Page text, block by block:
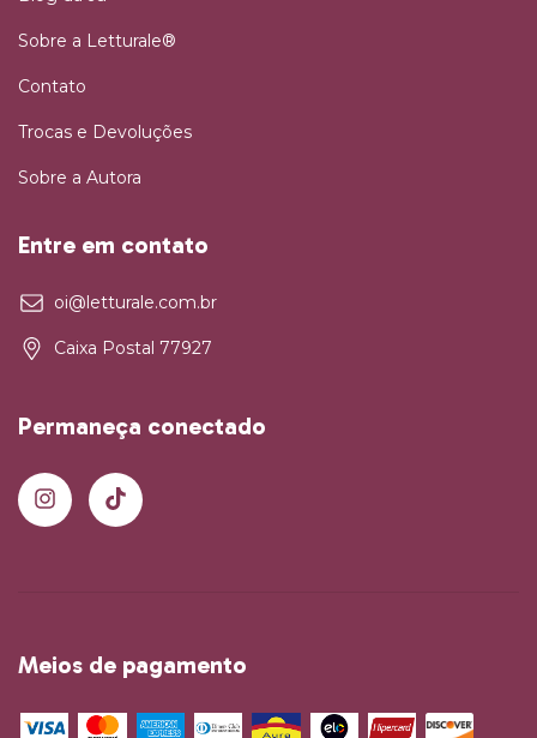
Sobre a Letturale®
Contato
Trocas e Devoluções
Sobre a Autora
Entre em contato
oi@letturale.com.br
Caixa Postal 77927
Permaneça conectado
Meios de pagamento